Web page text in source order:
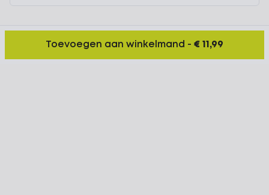
Toevoegen aan winkelmand - € 11,99